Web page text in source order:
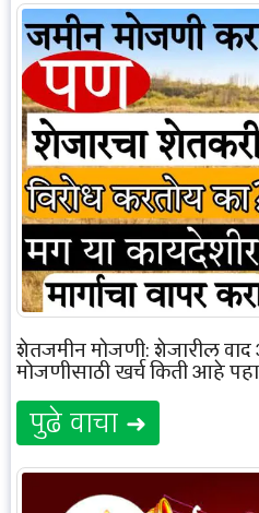
शेतजमीन मोजणी: शेजारील
मोजणीसाठी खर्च किती आहे
पुढे वाचा ➜